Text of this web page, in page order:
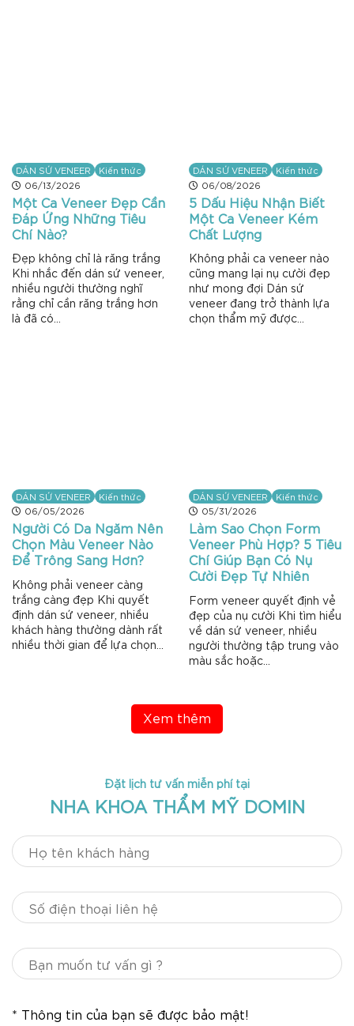
DÁN SỨ VENEER
Kiến thức
06/13/2026
Một Ca Veneer Đẹp Cần
Đáp Ứng Những Tiêu
Chí Nào?
Đẹp không chỉ là răng trắng
Khi nhắc đến dán sứ veneer,
nhiều người thường nghĩ
rằng chỉ cần răng trắng hơn
là đã có...
DÁN SỨ VENEER
Kiến thức
06/08/2026
5 Dấu Hiệu Nhận Biết
Một Ca Veneer Kém
Chất Lượng
Không phải ca veneer nào
cũng mang lại nụ cười đẹp
như mong đợi Dán sứ
veneer đang trở thành lựa
chọn thẩm mỹ được...
DÁN SỨ VENEER
Kiến thức
06/05/2026
Người Có Da Ngăm Nên
Chọn Màu Veneer Nào
Để Trông Sang Hơn?
Không phải veneer càng
trắng càng đẹp Khi quyết
định dán sứ veneer, nhiều
khách hàng thường dành rất
nhiều thời gian để lựa chọn...
DÁN SỨ VENEER
Kiến thức
05/31/2026
Làm Sao Chọn Form
Veneer Phù Hợp? 5 Tiêu
Chí Giúp Bạn Có Nụ
Cười Đẹp Tự Nhiên
Form veneer quyết định vẻ
đẹp của nụ cười Khi tìm hiểu
về dán sứ veneer, nhiều
người thường tập trung vào
màu sắc hoặc...
Xem thêm
Đặt lịch tư vấn miễn phí tại
NHA KHOA THẨM MỸ DOMIN
* Thông tin của bạn sẽ được bảo mật!